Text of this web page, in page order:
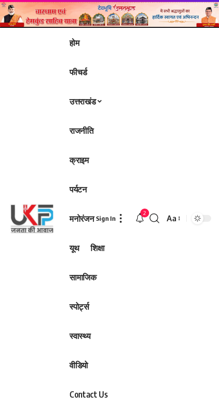
होम
फीचर्ड
उत्तराखंड
राजनीति
क्राइम
पर्यटन
मनोरंजन
यूथ शिक्षा
सामाजिक
स्पोर्ट्स
स्वास्थ्य
वीडियो
Contact Us
Sign In
2
Font
Aa